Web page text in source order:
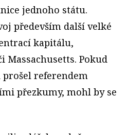
jednoho státu.
především další velké
kapitálu,
Massachusetts. Pokud
referendem
přezkumy, mohl by se